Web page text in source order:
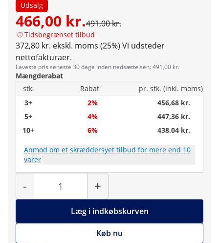
Udsalg
466,00 kr.491,00 kr.
Tidsbegrænset tilbud
372,80 kr. ekskl. moms (25%) Vi udsteder
nettofakturaer.
Laveste pris seneste 30 dage inden nedsættelsen: 491,00 kr.
Mængderabat
stk.
Rabat
pr. stk. (inkl. moms)
3+
2%
456,68 kr.
5+
4%
447,36 kr.
10+
6% 438,04 kr.
Anmod om et skræddersyet tilbud for mere end 10
varer
-
Antal
+
Læg i indkøbskurven
Køb nu